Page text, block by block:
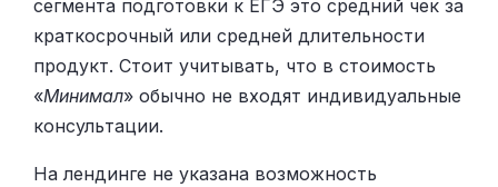
сегмента подготовки к ЕГЭ это средний чек за
краткосрочный или средней длительности
продукт. Стоит учитывать, что в стоимость
«Минимал» обычно не входят индивидуальные
консультации.
На лендинге не указана возможность